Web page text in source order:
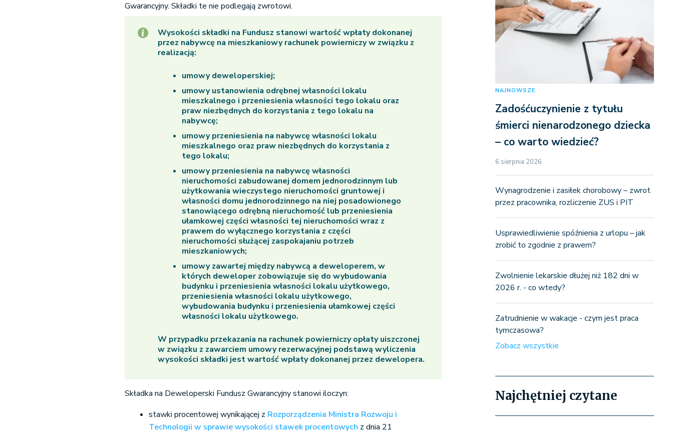
Gwarancyjny. Składki te nie podlegają zwrotowi.
Wysokości składki na Fundusz stanowi wartość wpłaty dokonanej
przez nabywcę na mieszkaniowy rachunek powierniczy w związku z
realizacją:
umowy deweloperskiej;
umowy ustanowienia odrębnej własności lokalu
mieszkalnego i przeniesienia własności tego lokalu oraz
praw niezbędnych do korzystania z tego lokalu na
nabywcę;
umowy przeniesienia na nabywcę własności lokalu
mieszkalnego oraz praw niezbędnych do korzystania z
tego lokalu;
umowy przeniesienia na nabywcę własności
nieruchomości zabudowanej domem jednorodzinnym lub
użytkowania wieczystego nieruchomości gruntowej i
własności domu jednorodzinnego na niej posadowionego
stanowiącego odrębną nieruchomość lub przeniesienia
ułamkowej części własności tej nieruchomości wraz z
prawem do wyłącznego korzystania z części
nieruchomości służącej zaspokajaniu potrzeb
mieszkaniowych;
umowy zawartej między nabywcą a deweloperem, w
których deweloper zobowiązuje się do wybudowania
budynku i przeniesienia własności lokalu użytkowego,
przeniesienia własności lokalu użytkowego,
wybudowania budynku i przeniesienia ułamkowej części
własności lokalu użytkowego.
W przypadku przekazania na rachunek powierniczy opłaty uiszczonej
w związku z zawarciem umowy rezerwacyjnej podstawą wyliczenia
wysokości składki jest wartość wpłaty dokonanej przez dewelopera.
Składka na Deweloperski Fundusz Gwarancyjny stanowi iloczyn:
stawki procentowej wynikającej z Rozporządzenia Ministra Rozwoju i
Technologii w sprawie wysokości stawek procentowych z dnia 21
NAJNOWSZE
Zadośćuczynienie z tytułu
śmierci nienarodzonego dziecka
– co warto wiedzieć?
6 sierpnia 2026
Wynagrodzenie i zasiłek chorobowy – zwrot
przez pracownika, rozliczenie ZUS i PIT
Usprawiedliwienie spóźnienia z urlopu – jak
zrobić to zgodnie z prawem?
Zwolnienie lekarskie dłużej niż 182 dni w
2026 r. - co wtedy?
Zatrudnienie w wakacje - czym jest praca
tymczasowa?
Zobacz wszystkie
Najchętniej czytane